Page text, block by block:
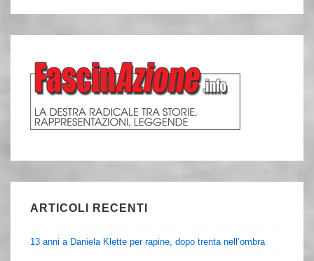
ARTICOLI RECENTI
13 anni a Daniela Klette per rapine, dopo trenta nell’ombra